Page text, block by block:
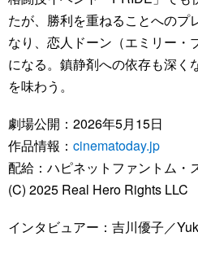
たが、勝利を重ねることへのプ
なり、恋人ドーン（エミリー・
になる。鎮静剤への依存も深く
を味わう。
劇場公開：2026年5月15日
作品情報： cinematoday.jp
配給：ハピネットファントム・
(C) 2025 Real Hero Rights LLC
インタビュアー：吉川優子／